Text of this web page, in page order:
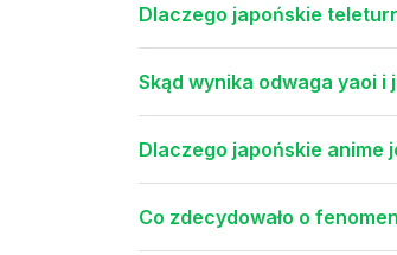
Dlaczego japońskie
Skąd wynika odwaga yaoi
Dlaczego japońskie anime
Co zdecydowało o